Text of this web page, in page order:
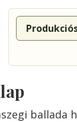
ballada